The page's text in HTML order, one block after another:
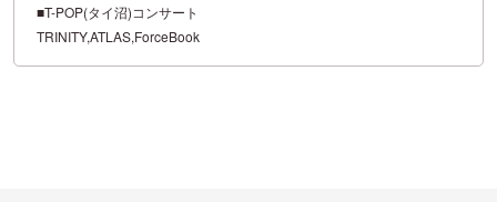
■T-POP(タイ沼)コンサート
TRINITY,ATLAS,ForceBook